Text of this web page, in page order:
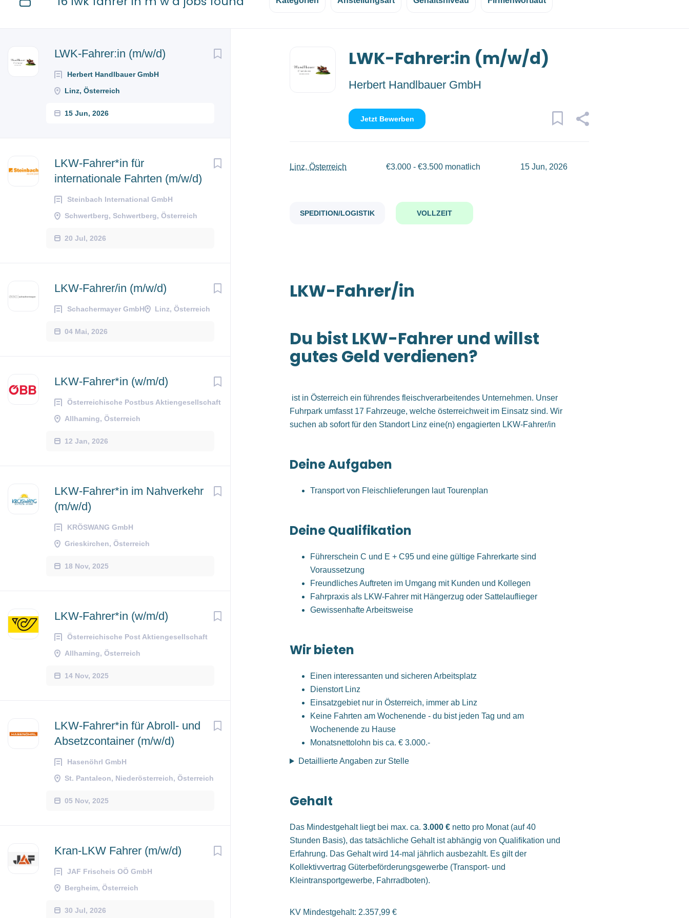
LWK-Fahrer:in (m/w/d)
Herbert Handlbauer GmbH
Linz, Österreich
15 Jun, 2026
LKW-Fahrer*in für
internationale Fahrten (m/w/d)
Steinbach International GmbH
Schwertberg, Schwertberg, Österreich
20 Jul, 2026
LKW-Fahrer/in (m/w/d)
Schachermayer GmbH Linz, Österreich
04 Mai, 2026
LKW-Fahrer*in (w/m/d)
Österreichische Postbus Aktiengesellschaft
Allhaming, Österreich
12 Jan, 2026
LKW-Fahrer*in im Nahverkehr
(m/w/d)
KRÖSWANG GmbH
Grieskirchen, Österreich
18 Nov, 2025
LKW-Fahrer*in (w/m/d)
Österreichische Post Aktiengesellschaft
Allhaming, Österreich
14 Nov, 2025
LKW-Fahrer*in für Abroll- und
Absetzcontainer (m/w/d)
Hasenöhrl GmbH
St. Pantaleon, Niederösterreich, Österreich
05 Nov, 2025
Kran-LKW Fahrer (m/w/d)
JAF Frischeis OÖ GmbH
Bergheim, Österreich
30 Jul, 2026
LWK-Fahrer:in (m/w/d)
Herbert Handlbauer GmbH
Jetzt Bewerben
Linz, Österreich €3.000 - €3.500 monatlich 15 Jun, 2026
SPEDITION/LOGISTIK VOLLZEIT
LKW-Fahrer/in
Du bist LKW-Fahrer und willst
gutes Geld verdienen?
ist in Österreich ein führendes fleischverarbeitendes Unternehmen. Unser
Fuhrpark umfasst 17 Fahrzeuge, welche österreichweit im Einsatz sind. Wir
suchen ab sofort für den Standort Linz eine(n) engagierten LKW-Fahrer/in
Deine Aufgaben
Transport von Fleischlieferungen laut Tourenplan
Deine Qualifikation
Führerschein C und E + C95 und eine gültige Fahrerkarte sind
Voraussetzung
Freundliches Auftreten im Umgang mit Kunden und Kollegen
Fahrpraxis als LKW-Fahrer mit Hängerzug oder Sattelauflieger
Gewissenhafte Arbeitsweise
Wir bieten
Einen interessanten und sicheren Arbeitsplatz
Dienstort Linz
Einsatzgebiet nur in Österreich, immer ab Linz
Keine Fahrten am Wochenende - du bist jeden Tag und am
Wochenende zu Hause
Monatsnettolohn bis ca. € 3.000.-
Detaillierte Angaben zur Stelle
Gehalt
Das Mindestgehalt liegt bei max. ca. 3.000 € netto pro Monat (auf 40
Stunden Basis), das tatsächliche Gehalt ist abhängig von Qualifikation und
Erfahrung. Das Gehalt wird 14-mal jährlich ausbezahlt. Es gilt der
Kollektivvertrag Güterbeförderungsgewerbe (Transport- und
Kleintransportgewerbe, Fahrradboten).
KV Mindestgehalt: 2.357,99 €